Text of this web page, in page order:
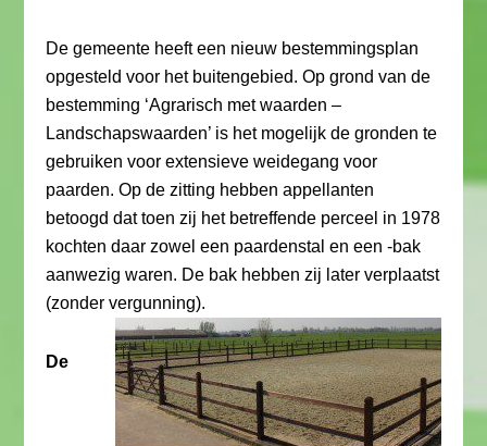
De gemeente heeft een nieuw bestemmingsplan
opgesteld voor het buitengebied. Op grond van de
bestemming ‘Agrarisch met waarden –
Landschapswaarden’ is het mogelijk de gronden te
gebruiken voor extensieve weidegang voor
paarden. Op de zitting hebben appellanten
betoogd dat toen zij het betreffende perceel in 1978
kochten daar zowel een paardenstal en een -bak
aanwezig waren. De bak hebben zij later verplaatst
(zonder vergunning).
De